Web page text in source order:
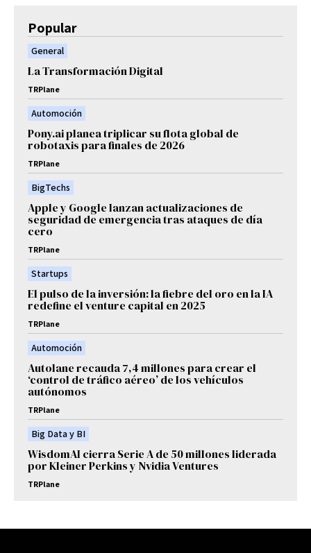
Popular
General
La Transformación Digital
TRPlane
Automoción
Pony.ai planea triplicar su flota global de
robotaxis para finales de 2026
TRPlane
BigTechs
Apple y Google lanzan actualizaciones de
seguridad de emergencia tras ataques de día
cero
TRPlane
Startups
El pulso de la inversión: la fiebre del oro en la IA
redefine el venture capital en 2025
TRPlane
Automoción
Autolane recauda 7,4 millones para crear el
‘control de tráfico aéreo’ de los vehículos
autónomos
TRPlane
Big Data y BI
WisdomAI cierra Serie A de 50 millones liderada
por Kleiner Perkins y Nvidia Ventures
TRPlane